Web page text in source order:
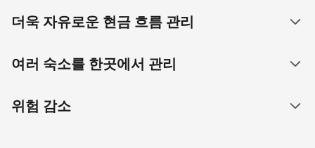
더욱 자유로운 현금 흐름 관리
여러 숙소를 한곳에서 관리
위험 감소